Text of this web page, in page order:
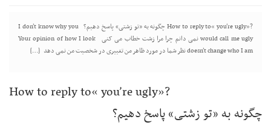
?«How to reply to« you’re ugly چگونه به «تو زشتی» پاسخ دهیم؟ I don’t know why you
would call me ugly نمی دانم چرا مرا زشت خطاب می کنی Your opinion of how I look
doesn’t change who I am نظر شما در مورد ظاهر من تغییری در شخصیت من نمی دهد […]
?«How to reply to« you’re ugly
چگونه به «تو زشتی» پاسخ دهیم؟